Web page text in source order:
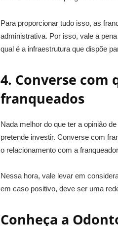
Para proporcionar tudo isso, as
administrativa. Por isso, vale a
qual é a infraestrutura que dispõe
4. Converse com
franqueados
Nada melhor do que ter a opinião
pretende investir. Converse com
o relacionamento com a
Nessa hora, vale levar em
em caso positivo, deve ser uma
Conheça a